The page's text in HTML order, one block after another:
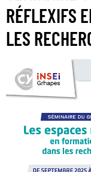
RÉFLEXIFS
LES